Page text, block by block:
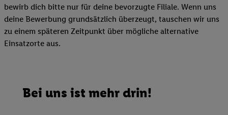
bewirb dich bitte nur für deine bevorzugte Filiale. Wenn uns
deine Bewerbung grundsätzlich überzeugt, tauschen wir uns
zu einem späteren Zeitpunkt über mögliche alternative
Einsatzorte aus.
Bei uns ist mehr drin!